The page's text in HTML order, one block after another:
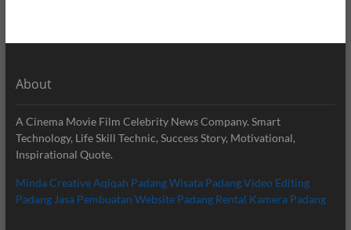
About
A Cinema Movie Film Celebrity News Company. Smart
Technology, Life Skill Technic, Success Story, Motivational,
Inspirational Quote.
Minda CreativeAqiqah PadangWisata PadangVideo Editing
Padang Jasa Pembuatan Website Padang Rental Kamera Padang